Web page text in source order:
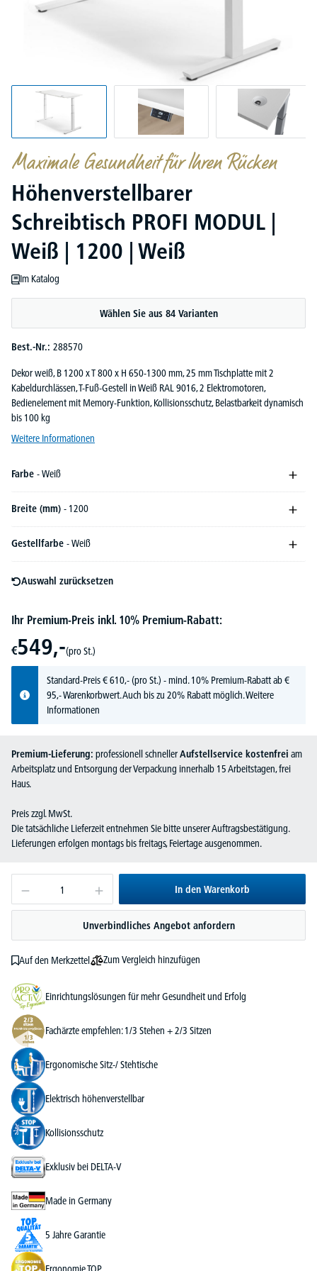
Maximale Gesundheit für Ihren Rücken
Höhenverstellbarer
Schreibtisch PROFI MODUL |
Weiß | 1200 | Weiß
Im Katalog
Wählen Sie aus 84 Varianten
Best.-Nr.: 288570
Dekor weiß, B 1200 x T 800 x H 650-1300 mm, 25 mm Tischplatte mit 2
Kabeldurchlässen, T-Fuß-Gestell in Weiß RAL 9016, 2 Elektromotoren,
Bedienelement mit Memory-Funktion, Kollisionsschutz, Belastbarkeit dynamisch
bis 100 kg
Weitere Informationen
Farbe - Weiß
Breite (mm) - 1200
Gestellfarbe - Weiß
Auswahl zurücksetzen
Ihr Premium-Preis inkl. 10% Premium-Rabatt:
€549,-(pro St.)
Standard-Preis€610,-(pro St.) - mind. 10% Premium-Rabatt ab €
95,- Warenkorbwert. Auch bis zu 20% Rabatt möglich.Weitere
Informationen
Premium-Lieferung: professionell schnellerAufstellservice kostenfrei am
Arbeitsplatz und Entsorgung der Verpackung innerhalb 15 Arbeitstagen, frei
Haus.
Preis zzgl. MwSt.
Die tatsächliche Lieferzeit entnehmen Sie bitte unserer Auftragsbestätigung.
Lieferungen erfolgen montags bis freitags, Feiertage ausgenommen.
In den Warenkorb
Unverbindliches Angebot anfordern
Auf den Merkzettel Zum Vergleich hinzufügen
Einrichtungslösungen für mehr Gesundheit und Erfolg
Fachärzte empfehlen: 1/3 Stehen + 2/3 Sitzen
Ergonomische Sitz-/ Stehtische
Elektrisch höhenverstellbar
Kollisionsschutz
Exklusiv bei DELTA-V
Made in Germany
5 Jahre Garantie